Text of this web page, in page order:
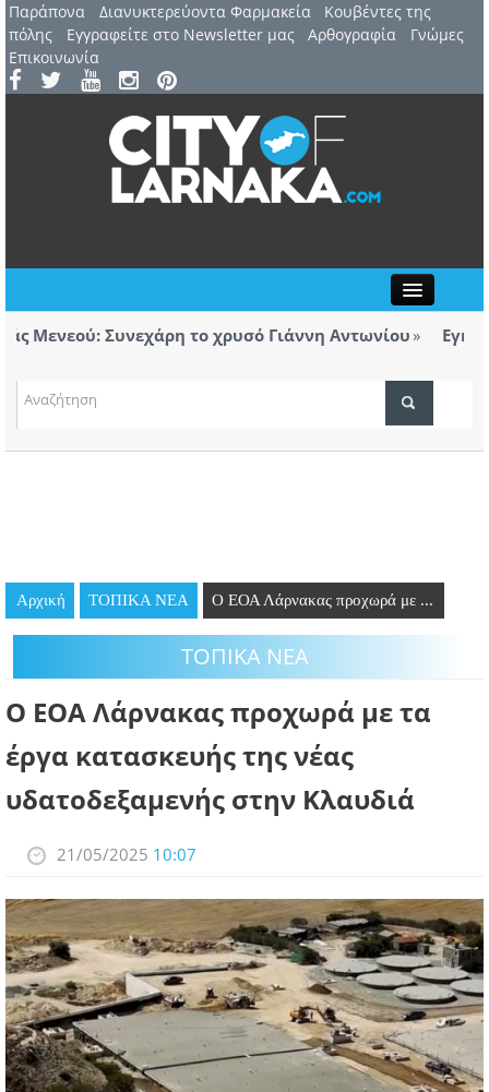
Παράπονα Διανυκτερεύοντα Φαρμακεία
Kουβέντες της
πόλης
Εγγραφείτε στο Newsletter μας Αρθογραφία
Γνώμες
Επικοινωνία
ΤΟΠΙΚΑ ΝΕΑ
ΘΕΣΕΙΣ ΕΡΓΑΣΙΑΣ
ΠΡΟΣΩΠΑ
Συνεχάρη το χρυσό Γιάννη Αντωνίου
τσιγάρα βρέθηκαν σε ταξί με προορισμό
Αρχική ΤΟΠΙΚΑ ΝΕΑ Ο ΕΟΑ Λάρνακας προχωρά με ...
ΤΟΠΙΚΑ ΝΕΑ
Ο ΕΟΑ Λάρνακας προχωρά με τα
έργα κατασκευής της νέας
υδατοδεξαμενής στην Κλαυδιά
21/05/2025 10:07